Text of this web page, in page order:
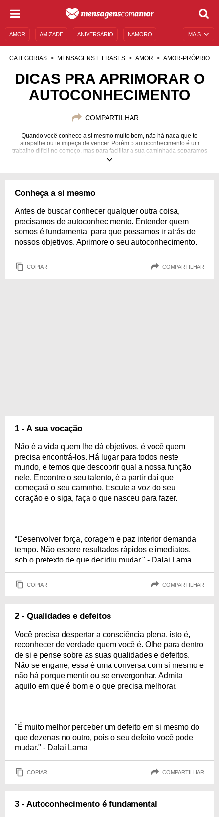
MAIS
AMOR AMIZADE ANIVERSÁRIO NAMORO
MENSAGENS E FRASES MENSAGENS DE ANIVERSÁRIO
CATEGORIAS MENSAGENS E FRASES AMOR AMOR-PRÓPRIO
DICAS PRA APRIMORAR O
AUTOCONHECIMENTO
COMPARTILHAR
Quando você conhece a si mesmo muito bem, não há nada que te
atrapalhe ou te impeça de vencer. Porém o autoconhecimento é um
trabalho difícil no começo, mas para facilitar a sua caminhada separamos
algumas dicas para que você comece esse aprofundamento no seu eu
Conheça a si mesmo
Antes de buscar conhecer qualquer outra coisa,
precisamos de autoconhecimento. Entender quem
somos é fundamental para que possamos ir atrás de
nossos objetivos. Aprimore o seu autoconhecimento.
COPIAR COMPARTILHAR
1 - A sua vocação
Não é a vida quem lhe dá objetivos, é você quem
precisa encontrá-los. Há lugar para todos neste
mundo, e temos que descobrir qual a nossa função
nele. Encontre o seu talento, é a partir daí que
começará o seu caminho. Escute a voz do seu
coração e o siga, faça o que nasceu para fazer.
“Desenvolver força, coragem e paz interior demanda
tempo. Não espere resultados rápidos e imediatos,
sob o pretexto de que decidiu mudar." - Dalai Lama
COPIAR COMPARTILHAR
2 - Qualidades e defeitos
Você precisa despertar a consciência plena, isto é,
reconhecer de verdade quem você é. Olhe para dentro
de si e pense sobre as suas qualidades e defeitos.
Não se engane, essa é uma conversa com si mesmo e
não há porque mentir ou se envergonhar. Admita
aquilo em que é bom e o que precisa melhorar.
"É muito melhor perceber um defeito em si mesmo do
que dezenas no outro, pois o seu defeito você pode
mudar." - Dalai Lama
COPIAR COMPARTILHAR
3 - Autoconhecimento é fundamental